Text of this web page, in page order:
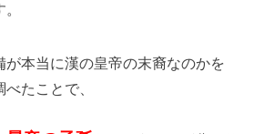
が本当に漢の皇帝の末裔なのかを
たことで、